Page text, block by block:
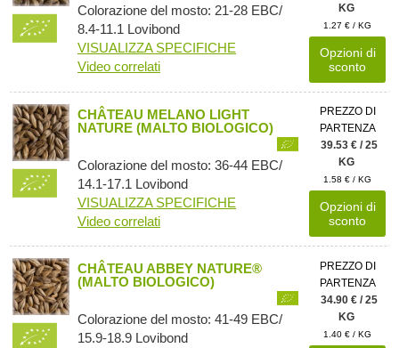
Colorazione del mosto: 21-28 EBC/
8.4-11.1 Lovibond
VISUALIZZA SPECIFICHE
Video correlati
KG
1.27 € / KG
Opzioni di
sconto
CHÂTEAU MELANO LIGHT
NATURE (MALTO BIOLOGICO)
Colorazione del mosto: 36-44 EBC/
14.1-17.1 Lovibond
VISUALIZZA SPECIFICHE
Video correlati
PREZZO DI
PARTENZA
39.53 € / 25
KG
1.58 € / KG
Opzioni di
sconto
CHÂTEAU ABBEY NATURE®
(MALTO BIOLOGICO)
Colorazione del mosto: 41-49 EBC/
15.9-18.9 Lovibond
PREZZO DI
PARTENZA
34.90 € / 25
KG
1.40 € / KG